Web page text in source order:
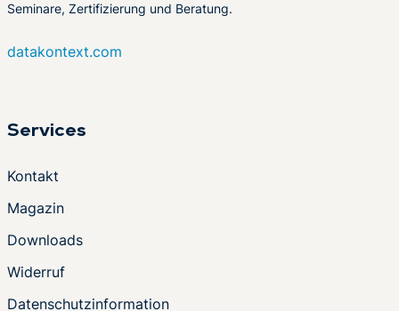
Seminare, Zertifizierung und Beratung.
datakontext.com
Services
Kontakt
Magazin
Downloads
Widerruf
Datenschutzinformation